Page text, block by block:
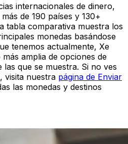
internacionales de dinero,
de 190 países y 130+
tabla comparativa muestra los
monedas basándose
tenemos actualmente, Xe
amplia de opciones de
que se muestra. Si no ves
visita nuestra página de Enviar
las monedas y destinos